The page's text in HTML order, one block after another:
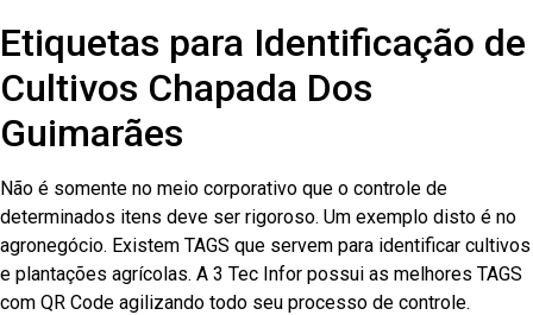
Etiquetas para Identificação de
Cultivos Chapada Dos
Guimarães
Não é somente no meio corporativo que o controle de
determinados itens deve ser rigoroso. Um exemplo disto é no
agronegócio. Existem TAGS que servem para identificar cultivos
e plantações agrícolas. A 3 Tec Infor possui as melhores TAGS
com QR Code agilizando todo seu processo de controle.